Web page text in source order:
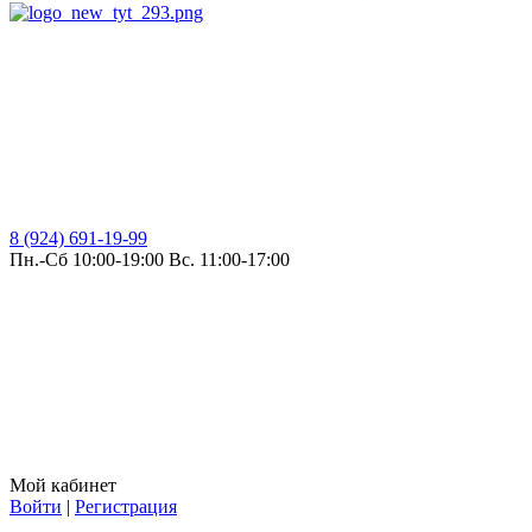
8 (924) 691-19-99
Пн.-Сб 10:00-19:00 Вс. 11:00-17:00
Мой кабинет
Войти | Регистрация